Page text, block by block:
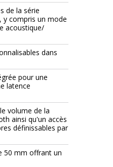
de la série
y compris un mode
acoustique/
dans
pour une
latence
volume de la
ainsi qu'un accès
définissables par
50 mm offrant un